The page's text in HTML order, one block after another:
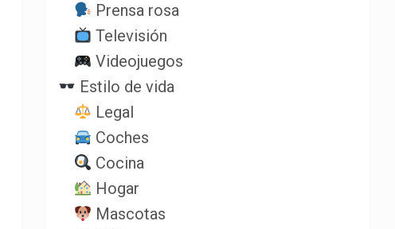
Prensa rosa
Televisión
Videojuegos
Estilo de vida
Legal
Coches
Cocina
Hogar
Mascotas